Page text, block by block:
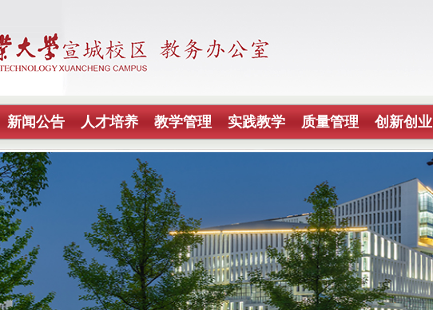
新闻公告 人才培养 教学管理 实践教学 质量管理 创新创业